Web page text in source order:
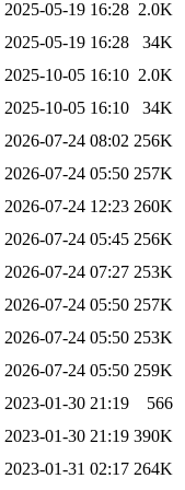
2025-05-19 16:28 2.0K
2025-05-19 16:28
34K
2025-10-05 16:10 2.0K
2025-10-05 16:10
34K
2026-07-24 08:02 256K
2026-07-24 05:50 257K
2026-07-24 12:23 260K
2026-07-24 05:45 256K
2026-07-24 07:27 253K
2026-07-24 05:50 257K
2026-07-24 05:50 253K
2026-07-24 05:50 259K
2023-01-30 21:19
566
2023-01-30 21:19 390K
2023-01-31 02:17 264K